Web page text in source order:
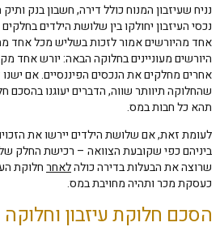
נניח שעיזבון המנוח כולל דירה, חשבון בנק
נכסי העיזבון יחולקו בין שלושת הילדים בחלקים
אחד מהיורשים אמור לזכות בשליש מכל אחד
היורשים מעוניינים בחלוקה הבאה: יורש אחד
אחרים מחלקים את הנכסים הפיננסיים. אם ישנו
שהחלוקה תיוותר שווה, הדברים יעוגנו בהסכם
תהא כל חבות במס.
לעומת זאת, אם שלושת הילדים יירשו את
ביניהם כפי שקובעת הצוואה – רכישת החלק
שרוצה את הבעלות בדירה כולהלאחרחלוקת
כעסקת מכר ותהיה מחויבת במס.
הסכם חלוקת עיזבון וחלוקה